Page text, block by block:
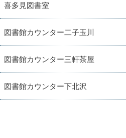
喜多見図書室
図書館カウンター二子玉川
図書館カウンター三軒茶屋
図書館カウンター下北沢